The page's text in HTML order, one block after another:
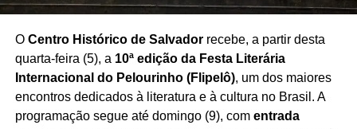
como espaço de debate sobre inovação e tendências
para o mercado imobiliário baiano
profissionais e empresas em torno dos desafios e
oportunidades trazidos pela transformação digital.
O Centro Histórico de Salvadorrecebe, a partir desta
quarta-feira (5), a 10ª edição da Festa Literária
Internacional do Pelourinho (Flipelô), um dos maiores
encontros dedicados à literatura e à cultura no Brasil. A
programação segue até domingo (9), com entrada